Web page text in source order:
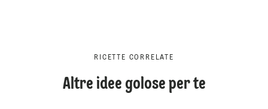
RICETTE CORRELATE
Altre idee golose per te